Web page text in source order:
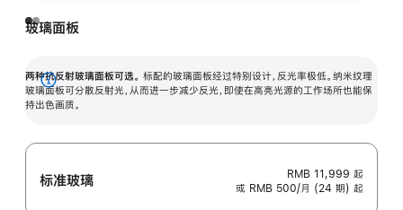
玻璃面板
两种抗反射玻璃面板可选。 标配的玻璃面板经过特别设计，反光率极低。纳米纹理
玻璃面板可分散反射光，从而进一步减少反光，即使在高亮光源的工作场所也能保
持出色画质。
展
开
标准玻璃 RMB 11,999 起
或 RMB 500/月 (24 期) 起